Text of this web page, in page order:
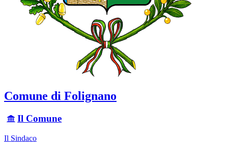
Comune di Folignano
Il Comune
Il Sindaco